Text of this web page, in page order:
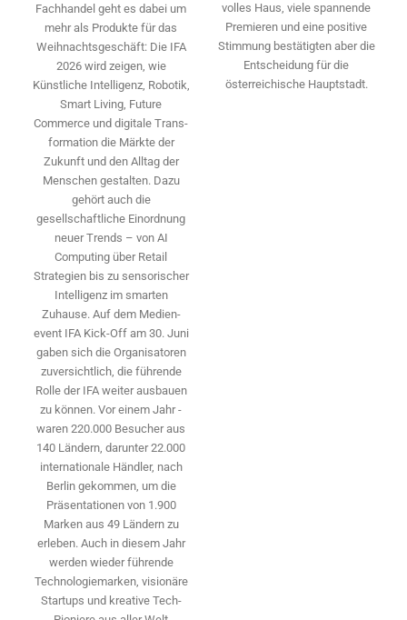
Fachhandel geht es dabei um
mehr als Produkte für das
Weihnachtsgeschäft: Die IFA
2026 wird ­zeigen, wie
Künstliche Intelligenz, Robotik,
Smart Living, Future
Commerce und digitale Trans­
formation die Märkte der
Zukunft und den Alltag der
Menschen gestalten. Dazu
gehört auch die
gesellschaftliche Einordnung
neuer Trends – von AI
Computing über Retail
Strategien bis zu sensorischer
Intelligenz im smarten
Zuhause. Auf dem Medien­
event IFA Kick-Off am 30. Juni
gaben sich die Organisatoren
zuversichtlich, die führende
Rolle der IFA weiter ausbauen
zu können. Vor einem Jahr ­
waren 220.000 Besucher aus
140 ­Ländern, ­darunter 22.000
internationale Händler, nach
Berlin gekommen, um die
Präsen­tationen von 1.900
Marken aus 49 Ländern zu
erleben. Auch in diesem Jahr
werden wieder führende
Technologiemarken, visionäre
Startups und ­kreative Tech-
volles Haus, viele spannende
Premieren und eine positive
Stimmung bestätigten aber die
Entscheidung für die
österreichische Hauptstadt.